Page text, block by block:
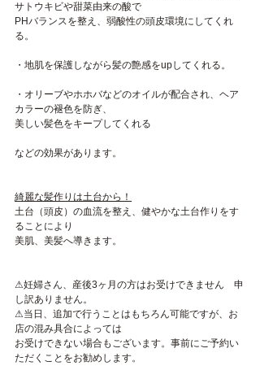
サトウキビや甜菜由来の酸で
PHバランスを整え、弱酸性の頭皮環境にしてくれ
る。
・地肌を保護しながら髪の艶感をupしてくれる。
・オリーブやホホバなどのオイルが配合され、ヘア
カラーの褪色を防ぎ、
美しい髪色をキープしてくれる
などの効果があります。
綺麗な髪作りは土台から！
土台（頭皮）の血流を整え、健やかな土台作りをす
ることにより
美肌、美髪へ導きます。
⚠︎妊婦さん、産後3ヶ月の方はお受けできません　申
し訳ありません。
⚠︎当日、追加で行うことはもちろん可能ですが、お
店の混み具合によっては
お受けできない場合もございます。事前にご予約い
ただくことをお勧めします。